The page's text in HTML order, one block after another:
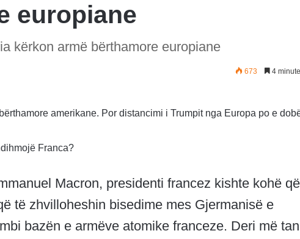
europiane
kërkon armë bërthamore europiane
673 4
amerikane. Por distancimi i Trumpit nga Europa po e
Franca?
Macron, presidenti francez kishte kohë
të zhvilloheshin bisedime mes Gjermanisë e
bazën e armëve atomike franceze. Deri më